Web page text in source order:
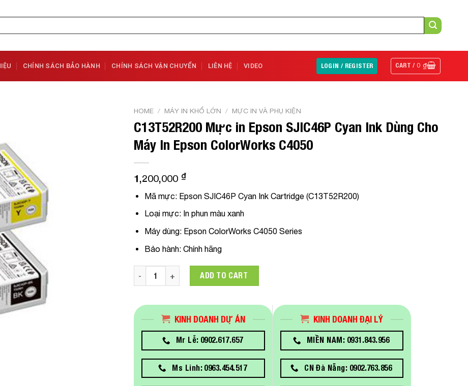
CHÍNH SÁCH BẢO HÀNH CHÍNH SÁCH VẬN CHUYỂN LIÊN HỆ VIDEO LOGIN / REGISTER CART /0₫
HOME / MÁY IN KHỔ LỚN / MỰC IN VÀ PHỤ KIỆN
C13T52R200 Mực in Epson SJIC46P Cyan Ink Dùng Cho
Máy In Epson ColorWorks C4050
1,200,000 ₫
Mã mực: Epson SJIC46P Cyan Ink Cartridge (C13T52R200)
Loại mực:In phun màu xanh
Máy dùng: Epson ColorWorks C4050 Series
Bảo hành:Chính hãng
C13T52R200 Mực in Epson SJIC46P Cyan Ink Dùng Cho Máy In Epson ColorWorks C4050
ADD TO CART
KINH DOANH DỰ ÁN
Mr Lễ: 0902.617.657
Ms Linh: 0963.454.517
KINH DOANH ĐẠI LÝ
MIỀN NAM: 0931.843.956
CN Đà Nẵng: 0902.763.856